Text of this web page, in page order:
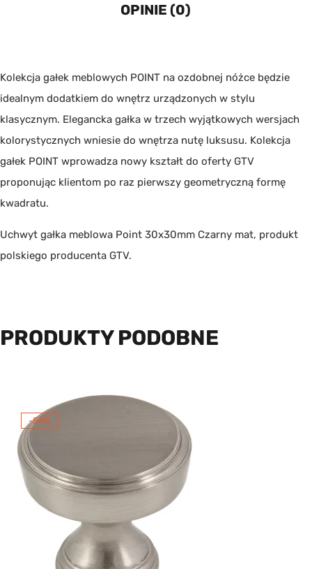
OPINIE (0)
Kolekcja gałek meblowych POINT na ozdobnej nóżce będzie
idealnym dodatkiem do wnętrz urządzonych w stylu
klasycznym. Elegancka gałka w trzech wyjątkowych wersjach
kolorystycznych wniesie do wnętrza nutę luksusu. Kolekcja
gałek POINT wprowadza nowy kształt do oferty GTV
proponując klientom po raz pierwszy geometryczną formę
kwadratu.
Uchwyt gałka meblowa Point 30x30mm Czarny mat, produkt
polskiego producenta GTV.
PRODUKTY PODOBNE
-54%